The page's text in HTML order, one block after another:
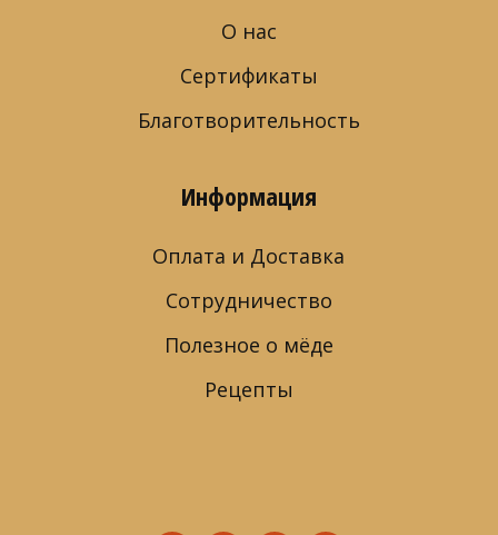
О нас
Сертификаты
Благотворительность
Информация
Оплата и Доставка
Сотрудничество
Полезное о мёде
Рецепты